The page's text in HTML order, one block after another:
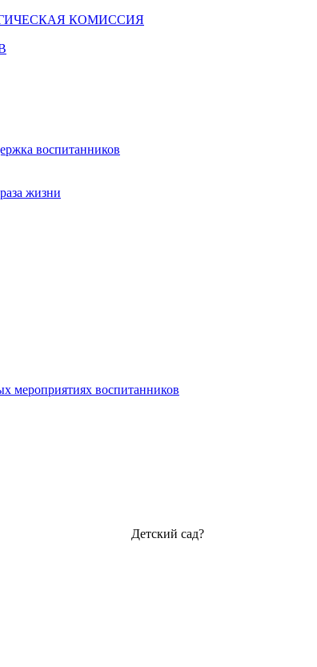
КОМИССИЯ
воспитанников
жизни
мероприятиях воспитанников
Детский сад?